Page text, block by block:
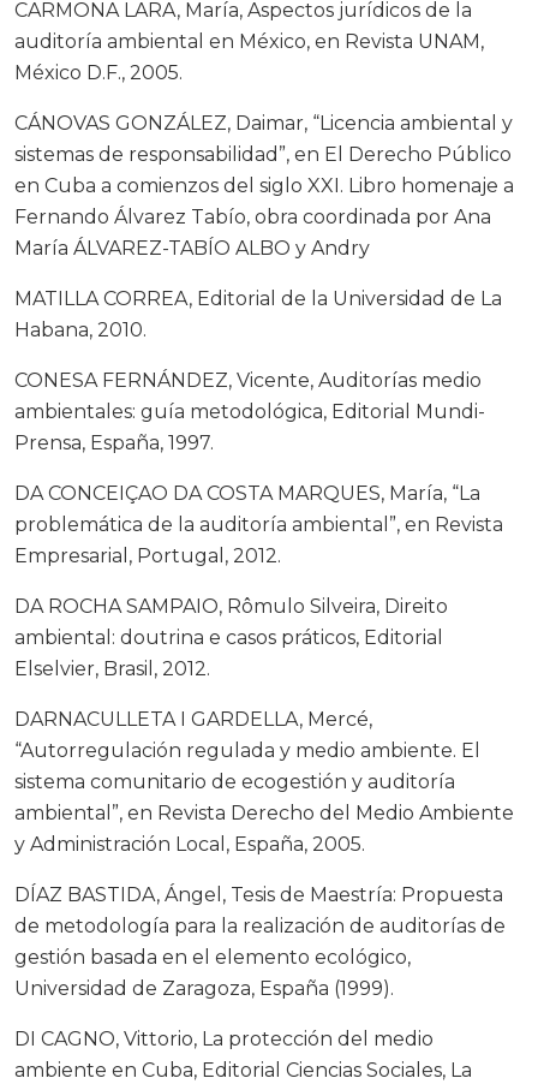
CARMONA LARA, María, Aspectos jurídicos de la
auditoría ambiental en México, en Revista UNAM,
México D.F., 2005.
CÁNOVAS GONZÁLEZ, Daimar, “Licencia ambiental y
sistemas de responsabilidad”, en El Derecho Público
en Cuba a comienzos del siglo XXI. Libro homenaje a
Fernando Álvarez Tabío, obra coordinada por Ana
María ÁLVAREZ-TABÍO ALBO y Andry
MATILLA CORREA, Editorial de la Universidad de La
Habana, 2010.
CONESA FERNÁNDEZ, Vicente, Auditorías medio
ambientales: guía metodológica, Editorial Mundi-
Prensa, España, 1997.
DA CONCEIÇAO DA COSTA MARQUES, María, “La
problemática de la auditoría ambiental”, en Revista
Empresarial, Portugal, 2012.
DA ROCHA SAMPAIO, Rômulo Silveira, Direito
ambiental: doutrina e casos práticos, Editorial
Elselvier, Brasil, 2012.
DARNACULLETA I GARDELLA, Mercé,
“Autorregulación regulada y medio ambiente. El
sistema comunitario de ecogestión y auditoría
ambiental”, en Revista Derecho del Medio Ambiente
y Administración Local, España, 2005.
DÍAZ BASTIDA, Ángel, Tesis de Maestría: Propuesta
de metodología para la realización de auditorías de
gestión basada en el elemento ecológico,
Universidad de Zaragoza, España (1999).
DI CAGNO, Vittorio, La protección del medio
ambiente en Cuba, Editorial Ciencias Sociales, La